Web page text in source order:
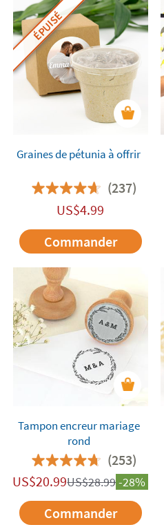
ÉPUISÉ
Graines de pétunia à offrir
(237)
US$4.99
Commander
Tampon encreur mariage
rond
(253)
US$20.99US$28.99-28%
Commander